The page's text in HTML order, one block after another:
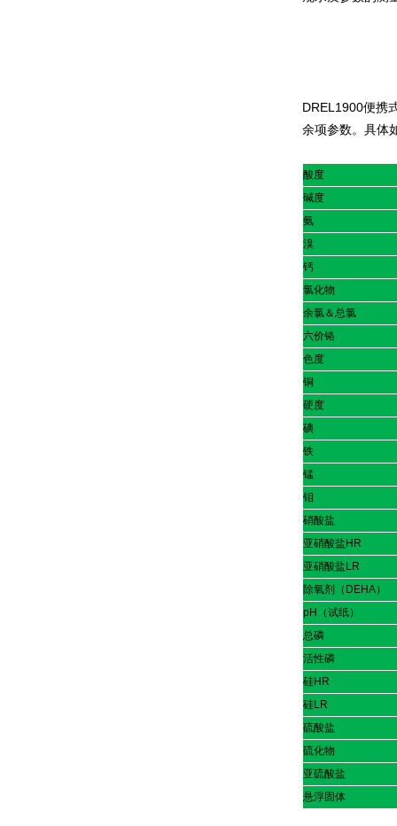
DREL1900便携
余项参数。具体
酸度
碱度
氨
溴
钙
氯化物
余氯＆总氯
六价铬
色度
铜
硬度
碘
铁
锰
钼
硝酸盐
亚硝酸盐HR
亚硝酸盐LR
除氧剂（DEHA）
pH
（试纸）
总磷
活性磷
硅HR
硅LR
硫酸盐
硫化物
亚硫酸盐
悬浮固体